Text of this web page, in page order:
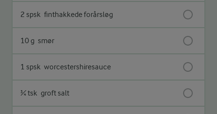
2 spsk finthakkede forårsløg
10 g smør
1 spsk worcestershiresauce
¾ tsk groft salt